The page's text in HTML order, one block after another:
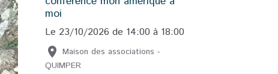
moi
Le 23/10/2026 de 14:00 à 18:00
Maison des associations -
QUIMPER